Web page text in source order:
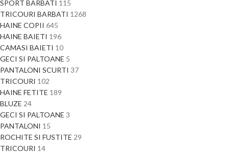
SPORT BARBATI 115
TRICOURI BARBATI 1268
HAINE COPII 645
HAINE BAIETI 196
CAMASI BAIETI 10
GECI SI PALTOANE 5
PANTALONI SCURTI 37
TRICOURI 102
HAINE FETITE 189
BLUZE 24
GECI SI PALTOANE 3
PANTALONI 15
ROCHITE SI FUSTITE 29
TRICOURI 14